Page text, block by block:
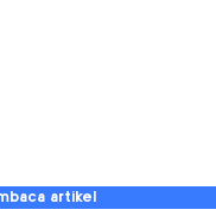
artikel